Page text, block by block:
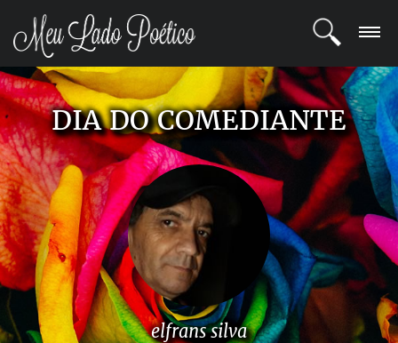
LOGIN
REGISTRO
POETAS
BLOG
COMUNIDADE
DIA DO COMEDIANTE
elfrans silva